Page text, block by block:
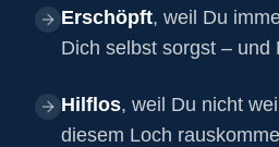
Erschöpft, weil Du
Dich selbst sorgst – und
Hilflos, weil Du nicht
diesem Loch